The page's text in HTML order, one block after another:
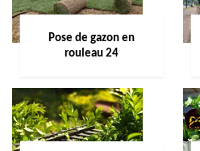
Pose de gazon en
rouleau 24